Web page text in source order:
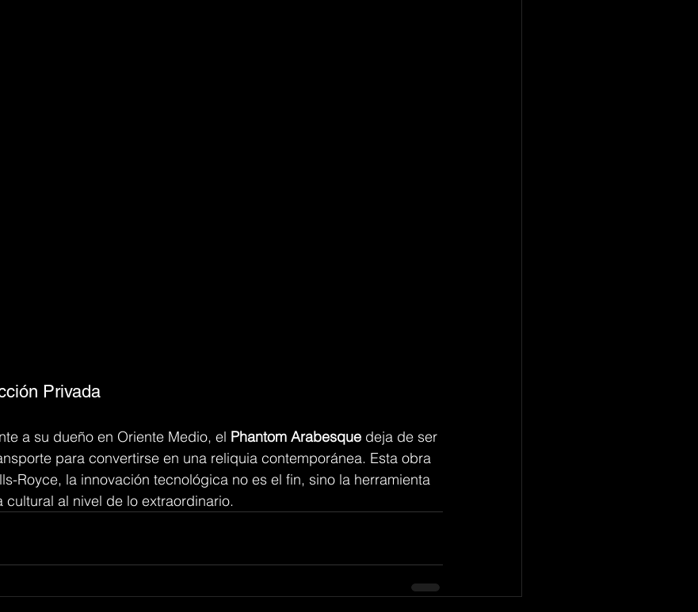
Privada
a su dueño en Oriente Medio, el Phantom Arabesque deja de ser
para convertirse en una reliquia contemporánea. Esta obra
Royce, la innovación tecnológica no es el fin, sino la herramienta
cultural al nivel de lo extraordinario.